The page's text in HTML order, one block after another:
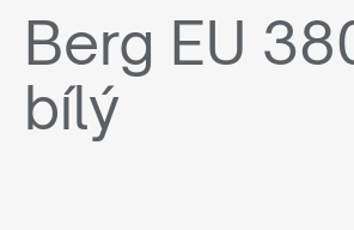
Berg EU
bílý